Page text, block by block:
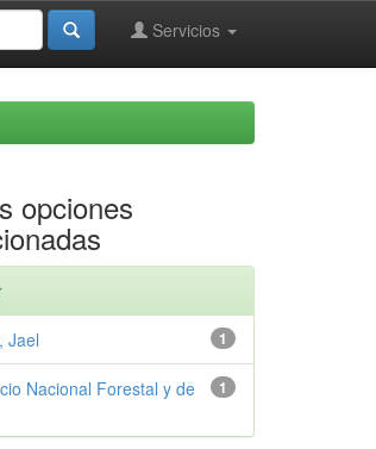
Servicios
opciones
1
Jael
1
Nacional Forestal y de